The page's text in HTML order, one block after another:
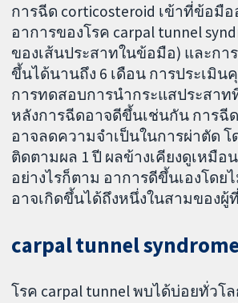
การฉีด corticosteroid เข้าที่ข้อมื
อาการของโรค carpal tunnel
ของเส้นประสาทในข้อมือ) และกา
ขึ้นได้นานถึง 6 เดือน การประเมิ
การทดสอบการนำกระแสประสาท
หลังการฉีดอาจดีขึ้นเช่นกัน การฉี
อาจลดความจำเป็นในการผ่าตัด โ
ติดตามผล 1 ปี ผลข้างเคียงดูเหมือ
อย่างไรก็ตาม อาการดีขึ้นเองโดย
อาจเกิดขึ้นได้ถึงหนึ่งในสามของ
carpal tunnel
โรค carpal tunnel พบได้บ่อยทั่วโ